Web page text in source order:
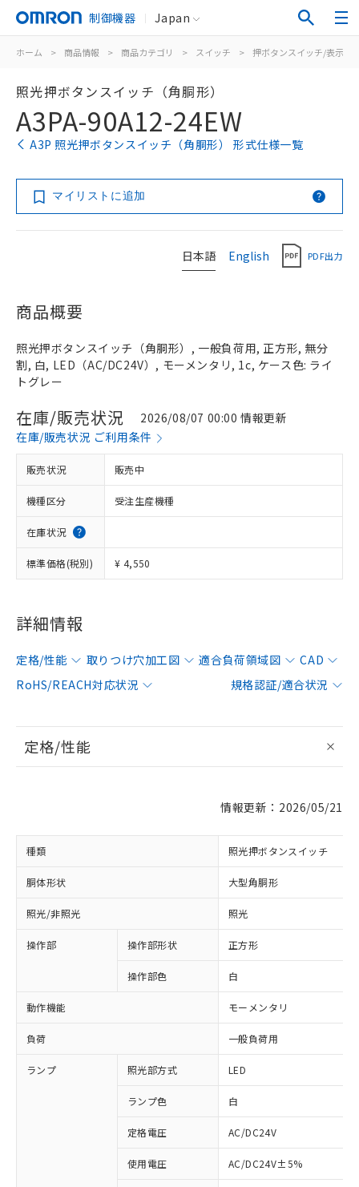
制御機器 Japan
ホーム > 商品情報 > 商品カテゴリ > スイッチ > 押ボタンスイッチ/表示灯
照光押ボタンスイッチ（角胴形）
A3PA-90A12-24EW
A3P 照光押ボタンスイッチ（角胴形） 形式仕様一覧
マイリストに追加
日本語 English PDF出力
商品概要
照光押ボタンスイッチ（角胴形）, 一般負荷用, 正方形, 無分
割, 白, LED（AC/DC24V）, モーメンタリ, 1c, ケース色: ライ
トグレー
在庫/販売状況
2026/08/07 00:00 情報更新
在庫/販売状況 ご利用条件
販売状況 販売中
機種区分 受注生産機種
在庫状況
標準価格(税別) ¥ 4,550
詳細情報
定格/性能 取りつけ穴加工図 適合負荷領域図
CAD
RoHS/REACH対応状況
規格認証/適合状況
定格/性能
情報更新：2026/05/21
種類 照光押ボタンスイッチ
胴体形状 大型角胴形
照光/非照光 照光
操作部 操作部形状 正方形
操作部色 白
動作機能 モーメンタリ
負荷 一般負荷用
ランプ 照光部方式 LED
ランプ色 白
定格電圧 AC/DC24V
使用電圧 AC/DC24V±5%